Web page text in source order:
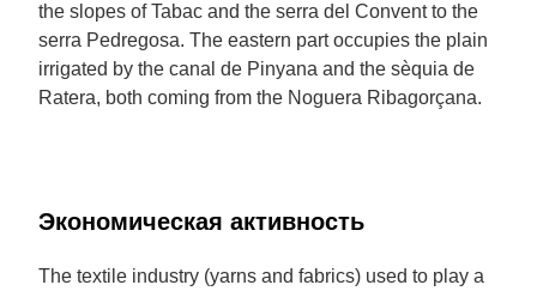
the slopes of Tabac and the serra del Convent to the
serra Pedregosa. The eastern part occupies the plain
irrigated by the canal de Pinyana and the sèquia de
Ratera, both coming from the Noguera Ribagorçana.
Экономическая активность
The textile industry (yarns and fabrics) used to play a